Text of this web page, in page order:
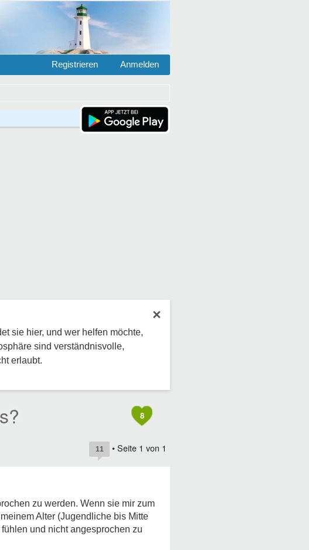
Anmelden
Registrieren
×
sie hier, und wer helfen möchte,
sind verständnisvolle,
erlaubt.
8
11 • Seite 1 von 1
zu werden. Wenn sie mir zum
Alter (Jugendliche bis Mitte
und nicht angesprochen zu